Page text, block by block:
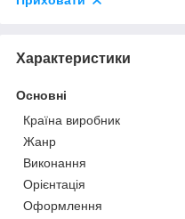
Характеристики
Основні
Країна виробник
Жанр
Виконання
Орієнтація
Оформлення